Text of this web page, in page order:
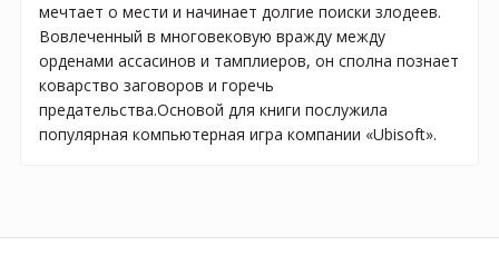
мечтает о мести и начинает долгие поиски злодеев.
Вовлеченный в многовековую вражду между
орденами ассасинов и тамплиеров, он сполна познает
коварство заговоров и горечь
предательства.Основой для книги послужила
популярная компьютерная игра компании «Ubisoft».